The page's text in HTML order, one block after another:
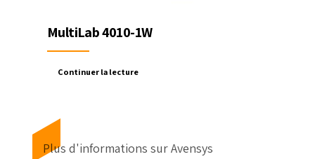
MultiLab 4010-1W
Continuer la lecture
Plus d'informations sur Avensys